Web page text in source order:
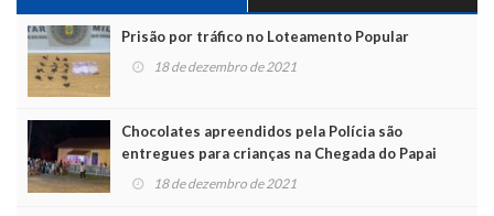
Prisão por tráfico no Loteamento Popular
18 de dezembro de 2021
Chocolates apreendidos pela Polícia são
entregues para crianças na Chegada do Papai
Noel 18 de dezembro de 2021